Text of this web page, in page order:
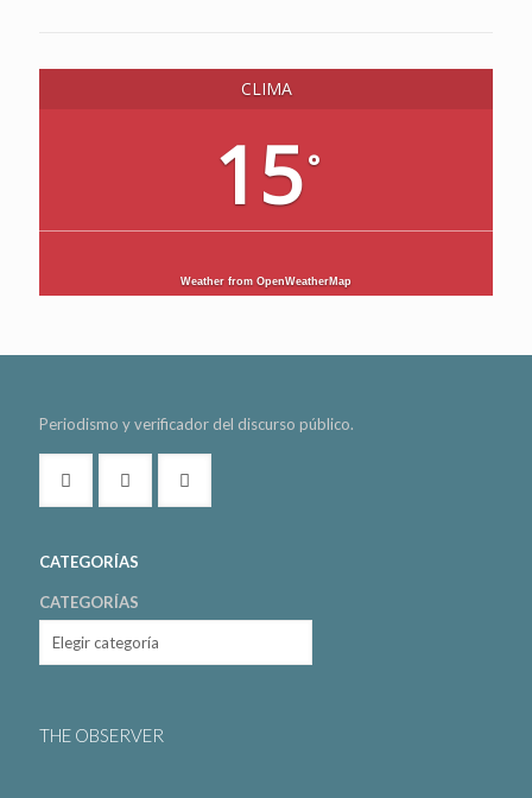
CLIMA
15°
Weather from OpenWeatherMap
Periodismo y verificador del discurso público.
CATEGORÍAS
CATEGORÍAS
THE OBSERVER